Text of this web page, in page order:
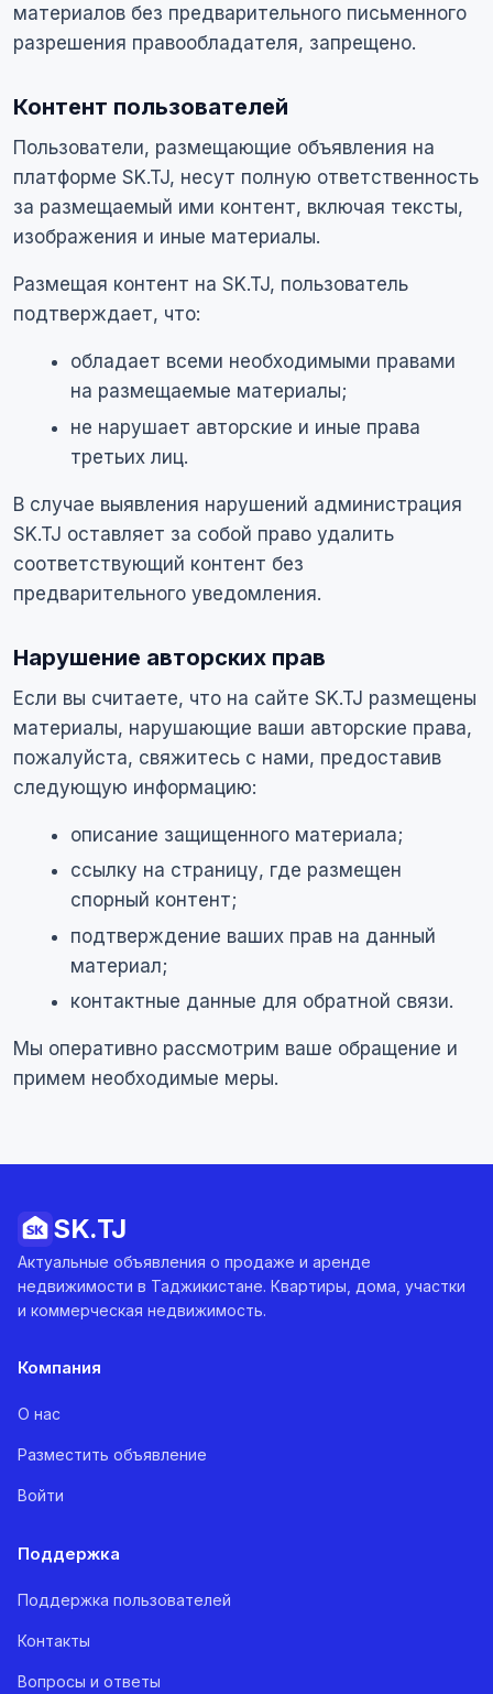
материалов без предварительного письменного
разрешения правообладателя, запрещено.
Контент пользователей
Пользователи, размещающие объявления на
платформе SK.TJ, несут полную ответственность
за размещаемый ими контент, включая тексты,
изображения и иные материалы.
Размещая контент на SK.TJ, пользователь
подтверждает, что:
обладает всеми необходимыми правами
на размещаемые материалы;
не нарушает авторские и иные права
третьих лиц.
В случае выявления нарушений администрация
SK.TJ оставляет за собой право удалить
соответствующий контент без
предварительного уведомления.
Нарушение авторских прав
Если вы считаете, что на сайте SK.TJ размещены
материалы, нарушающие ваши авторские права,
пожалуйста, свяжитесь с нами, предоставив
следующую информацию:
описание защищенного материала;
ссылку на страницу, где размещен
спорный контент;
подтверждение ваших прав на данный
материал;
контактные данные для обратной связи.
Мы оперативно рассмотрим ваше обращение и
примем необходимые меры.
SK.TJ
Актуальные объявления о продаже и аренде
недвижимости в Таджикистане. Квартиры, дома, участки
и коммерческая недвижимость.
Компания
О нас
Разместить объявление
Войти
Поддержка
Поддержка пользователей
Контакты
Вопросы и ответы